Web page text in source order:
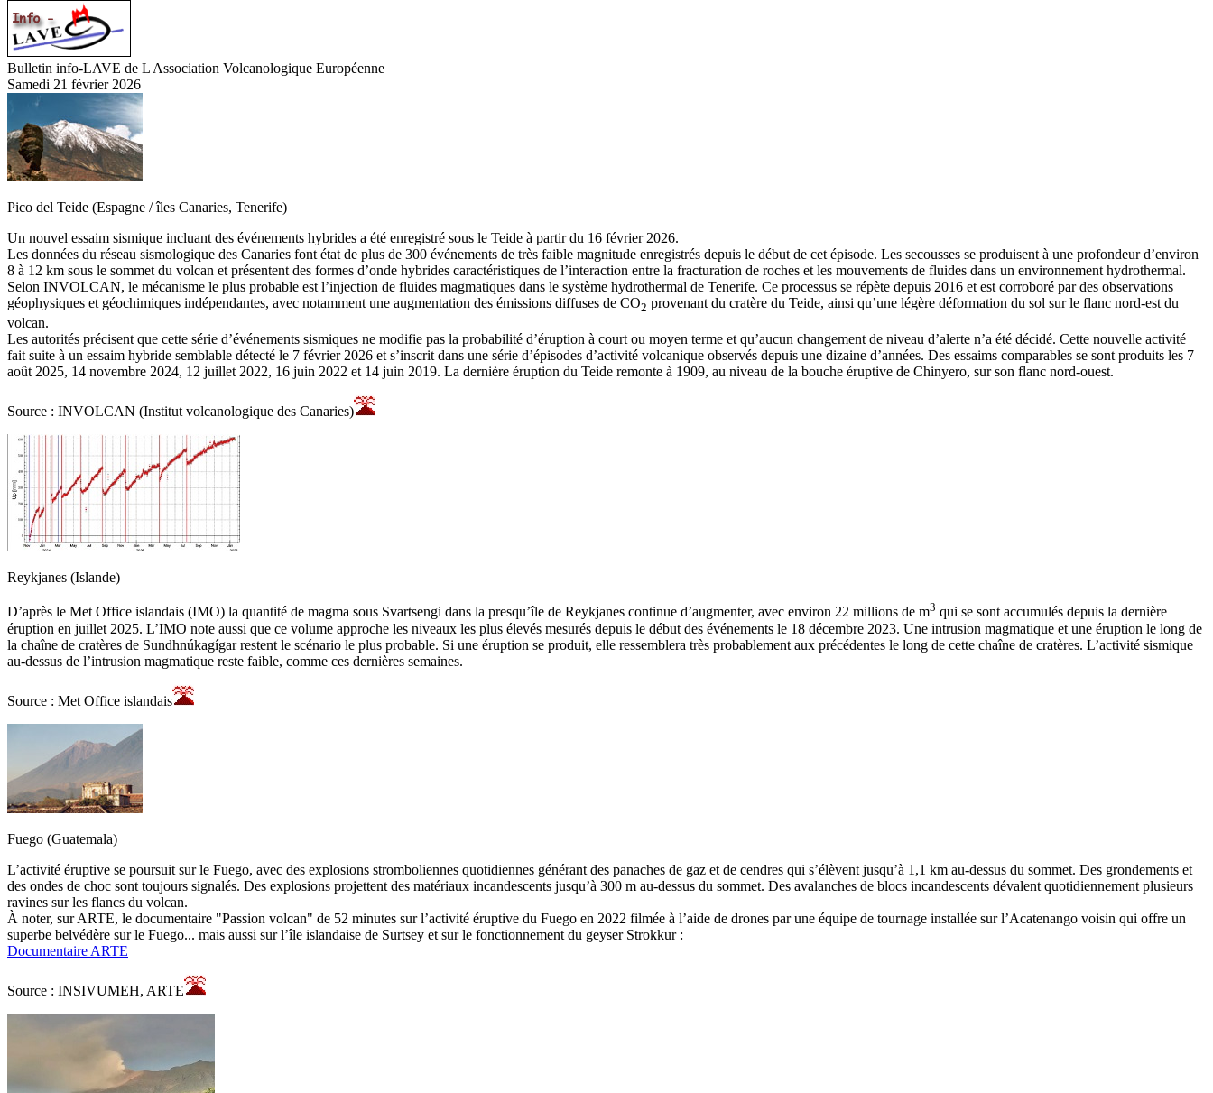
Bulletin info-LAVE de L Association Volcanologique Européenne
Samedi 21 février 2026
Pico del Teide (Espagne / îles Canaries, Tenerife)
Un nouvel essaim sismique incluant des événements hybrides a été enregistré sous le Teide à partir du 16 février 2026.
Les données du réseau sismologique des Canaries font état de plus de 300 événements de très faible magnitude enregistrés depuis le début de cet épisode. Les secousses se produisent à une profondeur d’environ
8 à 12 km sous le sommet du volcan et présentent des formes d’onde hybrides caractéristiques de l’interaction entre la fracturation de roches et les mouvements de fluides dans un environnement hydrothermal.
Selon INVOLCAN, le mécanisme le plus probable est l’injection de fluides magmatiques dans le système hydrothermal de Tenerife. Ce processus se répète depuis 2016 et est corroboré par des observations
géophysiques et géochimiques indépendantes, avec notamment une augmentation des émissions diffuses de CO2 provenant du cratère du Teide, ainsi qu’une légère déformation du sol sur le flanc nord-est du
volcan.
Les autorités précisent que cette série d’événements sismiques ne modifie pas la probabilité d’éruption à court ou moyen terme et qu’aucun changement de niveau d’alerte n’a été décidé. Cette nouvelle activité
fait suite à un essaim hybride semblable détecté le 7 février 2026 et s’inscrit dans une série d’épisodes d’activité volcanique observés depuis une dizaine d’années. Des essaims comparables se sont produits les 7
août 2025, 14 novembre 2024, 12 juillet 2022, 16 juin 2022 et 14 juin 2019. La dernière éruption du Teide remonte à 1909, au niveau de la bouche éruptive de Chinyero, sur son flanc nord-ouest.
Source : INVOLCAN (Institut volcanologique des Canaries)
Reykjanes (Islande)
D’après le Met Office islandais (IMO) la quantité de magma sous Svartsengi dans la presqu’île de Reykjanes continue d’augmenter, avec environ 22 millions de m3 qui se sont accumulés depuis la dernière
éruption en juillet 2025. L’IMO note aussi que ce volume approche les niveaux les plus élevés mesurés depuis le début des événements le 18 décembre 2023. Une intrusion magmatique et une éruption le long de
la chaîne de cratères de Sundhnúkagígar restent le scénario le plus probable. Si une éruption se produit, elle ressemblera très probablement aux précédentes le long de cette chaîne de cratères. L’activité sismique
au-dessus de l’intrusion magmatique reste faible, comme ces dernières semaines.
Source : Met Office islandais
Fuego (Guatemala)
L’activité éruptive se poursuit sur le Fuego, avec des explosions stromboliennes quotidiennes générant des panaches de gaz et de cendres qui s’élèvent jusqu’à 1,1 km au-dessus du sommet. Des grondements et
des ondes de choc sont toujours signalés. Des explosions projettent des matériaux incandescents jusqu’à 300 m au-dessus du sommet. Des avalanches de blocs incandescents dévalent quotidiennement plusieurs
ravines sur les flancs du volcan.
À noter, sur ARTE, le documentaire "Passion volcan" de 52 minutes sur l’activité éruptive du Fuego en 2022 filmée à l’aide de drones par une équipe de tournage installée sur l’Acatenango voisin qui offre un
superbe belvédère sur le Fuego... mais aussi sur l’île islandaise de Surtsey et sur le fonctionnement du geyser Strokkur :
Documentaire ARTE
Source : INSIVUMEH, ARTE